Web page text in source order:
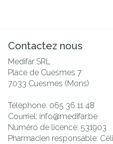
Contactez nous
Medifar SRL
Place de Cuesmes 7
7033 Cuesmes (Mons)
Téléphone: 065 36 11 48
Courriel: info@medifar.be
Numéro de licence: 531903
Pharmacien responsable: